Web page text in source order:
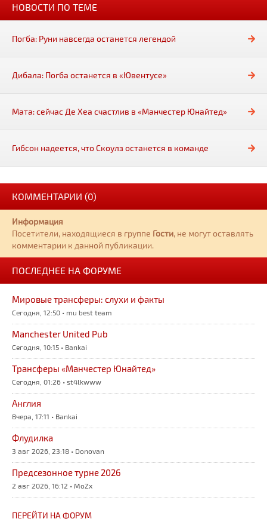
НОВОСТИ ПО ТЕМЕ
Погба: Руни навсегда останется легендой
Дибала: Погба останется в «Ювентусе»
Мата: сейчас Де Хеа счастлив в «Манчестер Юнайтед»
Гибсон надеется, что Скоулз останется в команде
КОММЕНТАРИИ (0)
Информация
Посетители, находящиеся в группе Гости, не могут оставлять
комментарии к данной публикации.
ПОСЛЕДНЕЕ НА ФОРУМЕ
Мировые трансферы: слухи и факты
Сегодня, 12:50 • mu best team
Manchester United Pub
Сегодня, 10:15 • Bankai
Трансферы «Манчестер Юнайтед»
Сегодня, 01:26 • st4lkwww
Англия
Вчера, 17:11 • Bankai
Флудилка
3 авг 2026, 23:18 • Donovan
Предсезонное турне 2026
2 авг 2026, 16:12 • MoZx
ПЕРЕЙТИ НА ФОРУМ